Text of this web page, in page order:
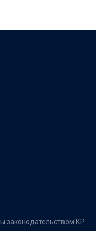
законодательством КР